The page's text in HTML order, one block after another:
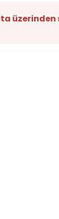
üzerinden